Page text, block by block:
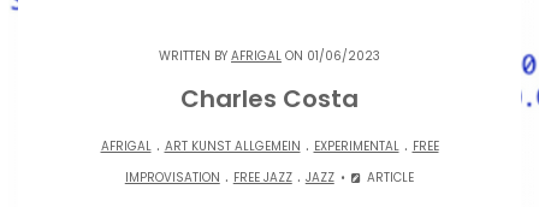
WRITTEN BY AFRIGAL ON 01/06/2023
Charles Costa
AFRIGAL. ART KUNST ALLGEMEIN . EXPERIMENTAL. FREE
IMPROVISATION . FREE JAZZ. JAZZ ARTICLE